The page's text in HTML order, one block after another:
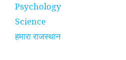
Psychology
Science
हमारा राजस्थान